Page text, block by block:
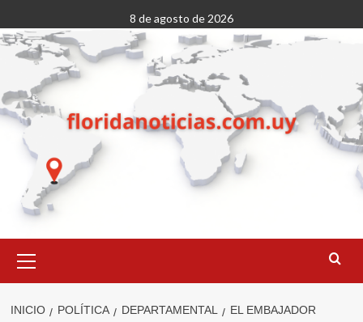
al
contenido
8 de agosto de 2026
primario
INICIO POLÍTICA DEPARTAMENTAL
EL EMBAJADOR